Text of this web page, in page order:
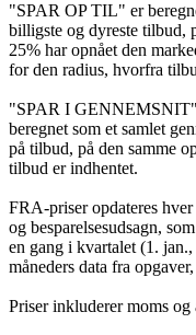
"SPAR OP TIL" er
billigste og dyreste tilbud,
25% har opnået den
for den radius, hvorfra
"SPAR I
beregnet som et samlet
på tilbud, på den samme
tilbud er indhentet.
FRA-priser opdateres
og besparelsesudsagn,
en gang i kvartalet (1.
måneders data fra
Priser inkluderer moms